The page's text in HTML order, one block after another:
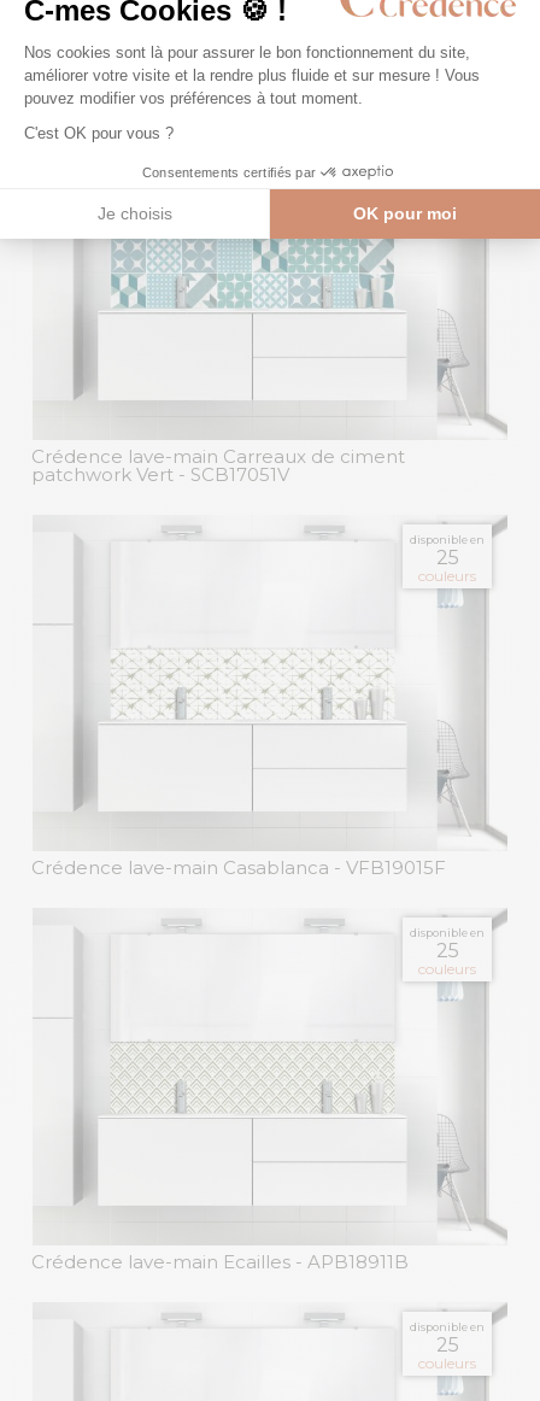
Crédence lave-main Kaléidoscope vert céladon
SCB18128H
Crédence lave-main Carreaux de ciment
patchwork Vert - SCB17051V
disponible en
25
couleurs
Crédence lave-main Casablanca - VFB19015F
disponible en
25
couleurs
Crédence lave-main Ecailles - APB18911B
disponible en
25
couleurs